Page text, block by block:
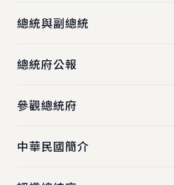
總統與副總統
總統府公報
參觀總統府
中華民國簡介